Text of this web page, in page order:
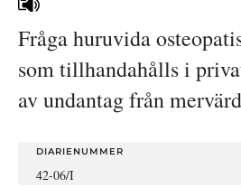
Fråga huruvida
som tillhandahålls i
av undantag från
DIARIENUMMER
42-06/I